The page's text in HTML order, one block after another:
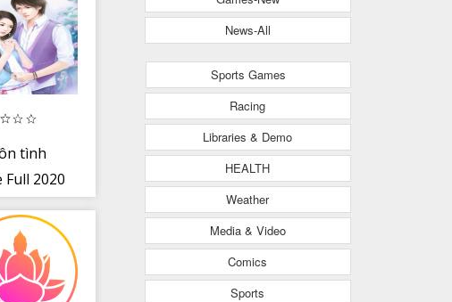
tình
Full 2020
News-All
Sports Games
Racing
Libraries & Demo
HEALTH
Weather
Media & Video
Comics
Sports